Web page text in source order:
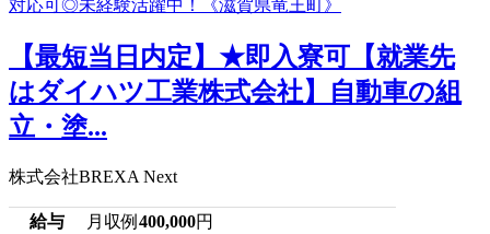
【最短当日内定】★即入寮可【就業先
はダイハツ工業株式会社】自動車の組
立・塗...
株式会社BREXA Next
給与 月収例 400,000円